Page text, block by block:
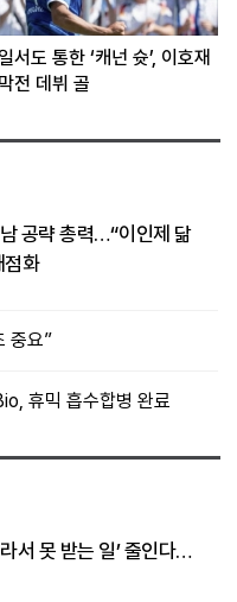
서도 통한 ‘캐넌 슛’, 이호재
전 데뷔 골
공략 총력…“이인제 닮
점화
중요”
휴믹 흡수합병 완료
서 못 받는 일’ 줄인다…